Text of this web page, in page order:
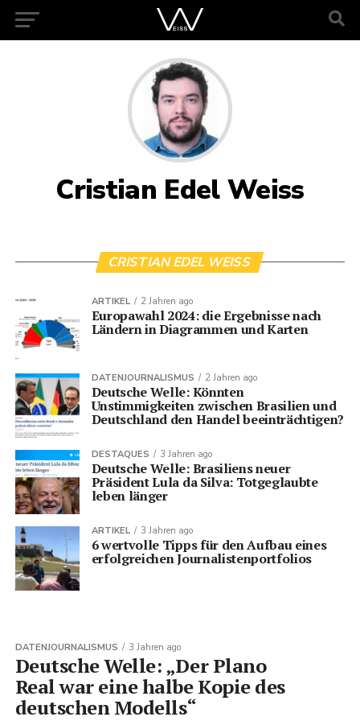
Cristian Edel Weiss
CRISTIAN EDEL WEISS
ARTIKEL 2 Jahren ago
Europawahl 2024: die Ergebnisse nach
Ländern in Diagrammen und Karten
DATENJOURNALISMUS 2 Jahren ago
Deutsche Welle: Könnten
Unstimmigkeiten zwischen Brasilien und
Deutschland den Handel beeinträchtigen?
DESTAQUES 3 Jahren ago
Deutsche Welle: Brasiliens neuer
Präsident Lula da Silva: Totgeglaubte
leben länger
ARTIKEL 3 Jahren ago
6 wertvolle Tipps für den Aufbau eines
erfolgreichen Journalistenportfolios
DATENJOURNALISMUS 3 Jahren ago
Deutsche Welle: „Der Plano
Real war eine halbe Kopie des
deutschen Modells“